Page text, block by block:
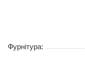
Фурнітура: